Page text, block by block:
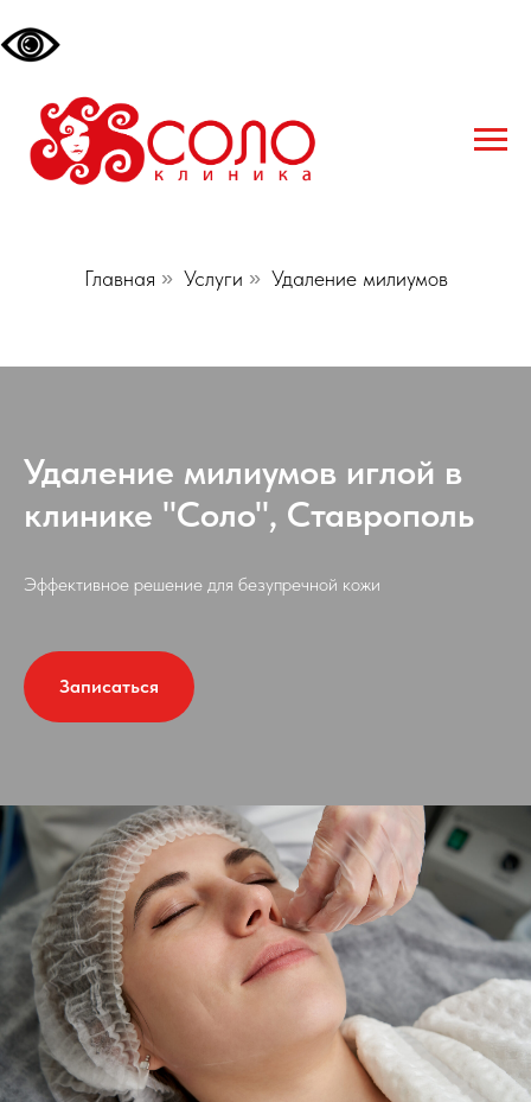
Главная » Услуги » Удаление милиумов
Удаление милиумов иглой в
клинике "Соло", Ставрополь
Эффективное решение для безупречной кожи
Записаться